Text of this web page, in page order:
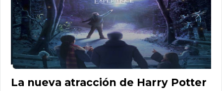
La nueva atracción de Harry Potter